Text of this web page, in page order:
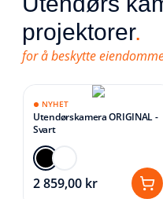
Kameraer.
En smart overvåkning
projektorer.
for å beskytte
NYHET
Utendørskamera ORIGINAL -
Svart
2 859,00 kr